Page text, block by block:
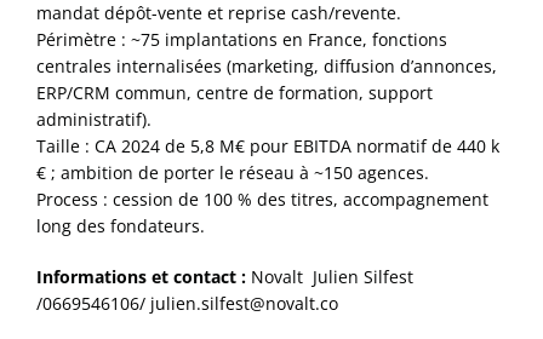
mandat dépôt-vente et reprise cash/revente.
Périmètre : ~75 implantations en France, fonctions
centrales internalisées (marketing, diffusion d’annonces,
ERP/CRM commun, centre de formation, support
administratif).
Taille : CA 2024 de 5,8 M€ pour EBITDA normatif de 440 k
€ ; ambition de porter le réseau à ~150 agences.
Process : cession de 100 % des titres, accompagnement
long des fondateurs.
Informations et contact : Novalt Julien Silfest
/0669546106/ julien.silfest@novalt.co